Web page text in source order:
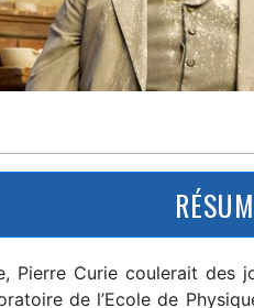
Pierre Curie coulerait des
de l’Ecole de